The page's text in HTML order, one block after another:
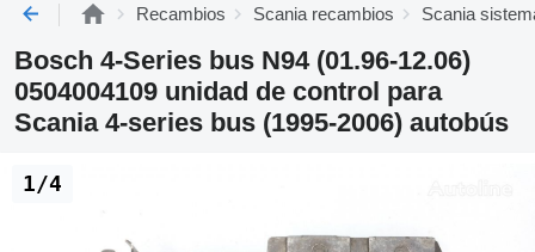
Recambios Scania recambios Scania
Bosch 4-Series bus N94 (01.96-12.06)
0504004109 unidad de control para
Scania 4-series bus (1995-2006) autobús
1/4